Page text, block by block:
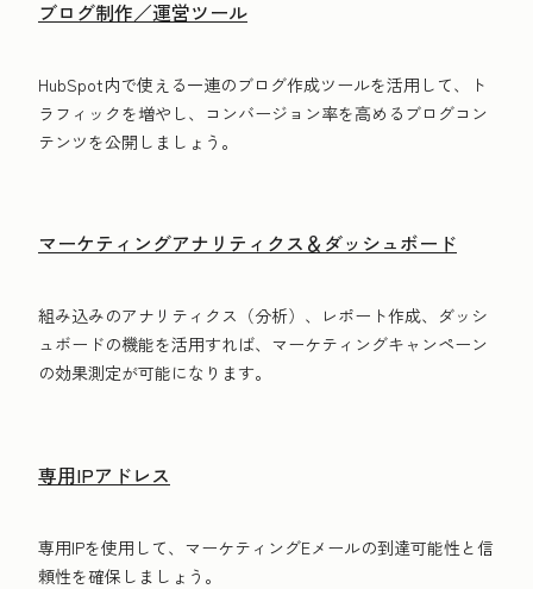
ブログ制作／運営ツール
HubSpot内で使える一連のブログ作成ツールを活用して、ト
ラフィックを増やし、コンバージョン率を高めるブログコン
テンツを公開しましょう。
マーケティングアナリティクス＆ダッシュボード
組み込みのアナリティクス（分析）、レポート作成、ダッシ
ュボードの機能を活用すれば、マーケティングキャンペーン
の効果測定が可能になります。
専用IPアドレス
専用IPを使用して、マーケティングE‍メールの到達可能性と信
頼性を確保しましょう。